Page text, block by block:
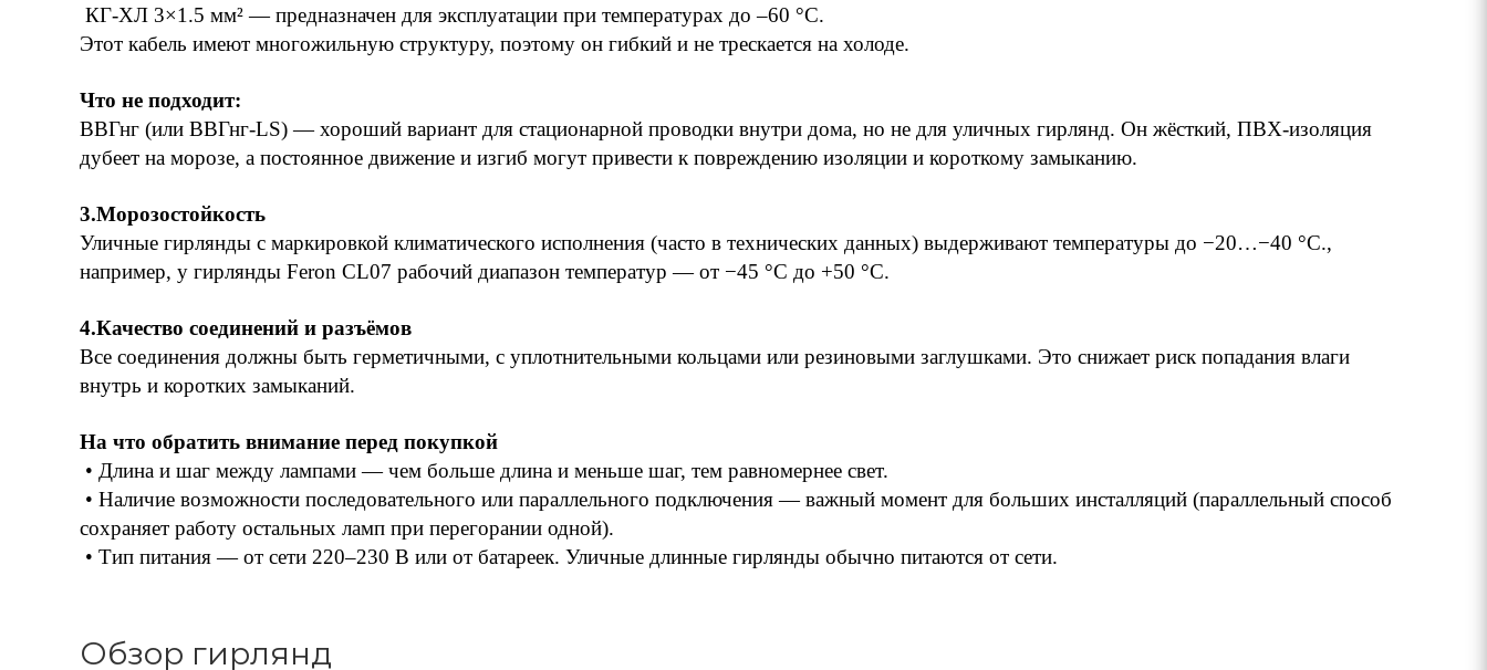
КГ-ХЛ 3×1.5 мм² — предназначен для эксплуатации при температурах до –60 °C.
Этот кабель имеют многожильную структуру, поэтому он гибкий и не трескается на холоде.
Что не подходит:
ВВГнг (или ВВГнг-LS) — хороший вариант для стационарной проводки внутри дома, но не для уличных гирлянд. Он жёсткий, ПВХ-изоляция
дубеет на морозе, а постоянное движение и изгиб могут привести к повреждению изоляции и короткому замыканию.
3.Морозостойкость
Уличные гирлянды с маркировкой климатического исполнения (часто в технических данных) выдерживают температуры до −20…−40 °C.,
например, у гирлянды Feron CL07 рабочий диапазон температур — от −45 °C до +50 °C.
4.Качество соединений и разъёмов
Все соединения должны быть герметичными, с уплотнительными кольцами или резиновыми заглушками. Это снижает риск попадания влаги
внутрь и коротких замыканий.
На что обратить внимание перед покупкой
• Длина и шаг между лампами — чем больше длина и меньше шаг, тем равномернее свет.
• Наличие возможности последовательного или параллельного подключения — важный момент для больших инсталляций (параллельный способ
сохраняет работу остальных ламп при перегорании одной).
• Тип питания — от сети 220–230 В или от батареек. Уличные длинные гирлянды обычно питаются от сети.
Обзор гирлянд